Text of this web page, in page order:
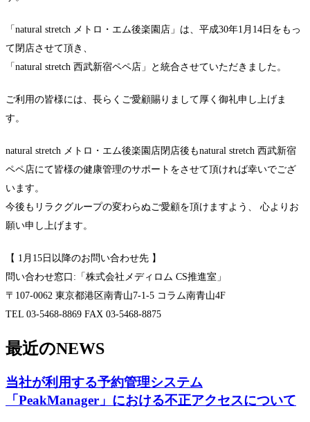
「natural stretch メトロ・エム後楽園店」は、平成30年1月14日をもっ
て閉店させて頂き、
「natural stretch 西武新宿ペペ店」と統合させていただきました。
ご利用の皆様には、長らくご愛顧賜りまして厚く御礼申し上げま
す。
natural stretch メトロ・エム後楽園店閉店後もnatural stretch 西武新宿
ペペ店にて皆様の健康管理のサポートをさせて頂ければ幸いでござ
います。
今後もリラクグループの変わらぬご愛顧を頂けますよう、 心よりお
願い申し上げます。
【 1月15日以降のお問い合わせ先 】
問い合わせ窓口:「株式会社メディロム CS推進室」
〒107-0062 東京都港区南青山7-1-5 コラム南青山4F
TEL 03-5468-8869 FAX 03-5468-8875
最近のNEWS
当社が利用する予約管理システム
「PeakManager」における不正アクセスについて